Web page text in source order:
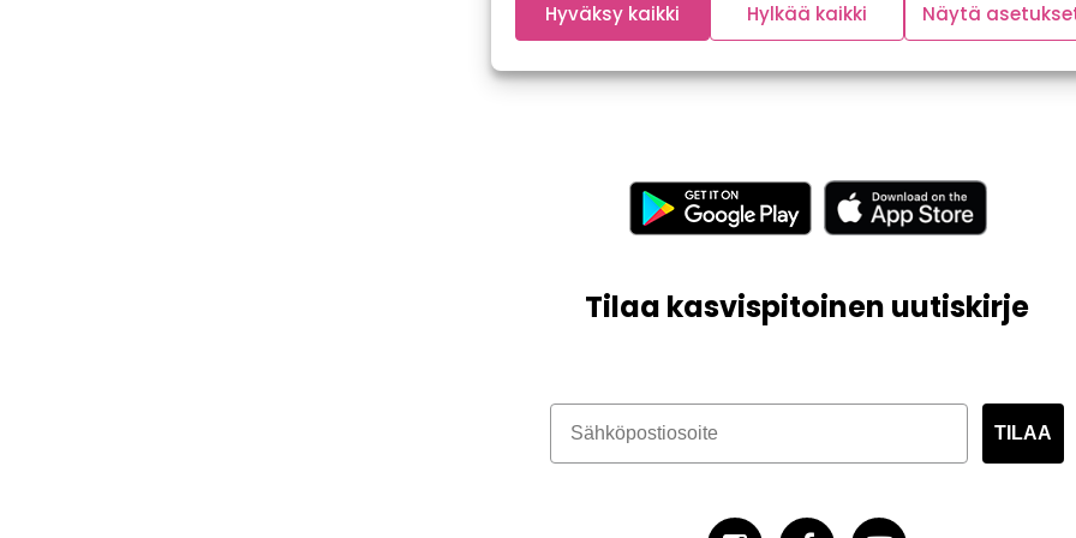
Hyväksy kaikki Hylkää kaikki Näytä
Tilaa kasvispitoinen uutiskirje
TILAA